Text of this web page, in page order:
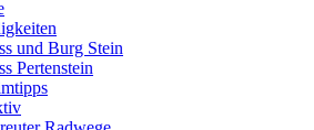
und Burg Stein
Pertenstein